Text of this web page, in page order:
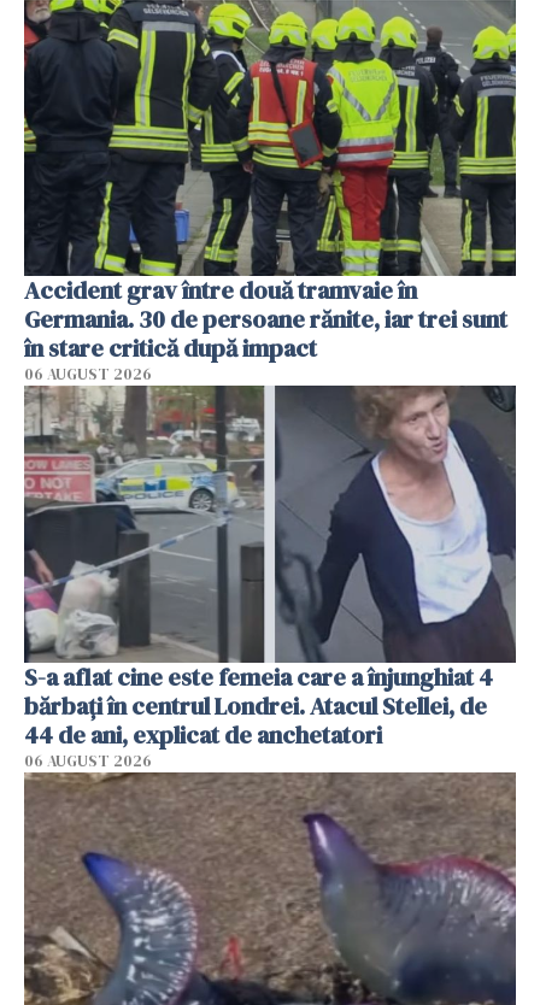
Accident grav între două tramvaie în
Germania. 30 de persoane rănite, iar trei sunt
în stare critică după impact
06 AUGUST 2026
S-a aflat cine este femeia care a înjunghiat 4
bărbați în centrul Londrei. Atacul Stellei, de
44 de ani, explicat de anchetatori
06 AUGUST 2026